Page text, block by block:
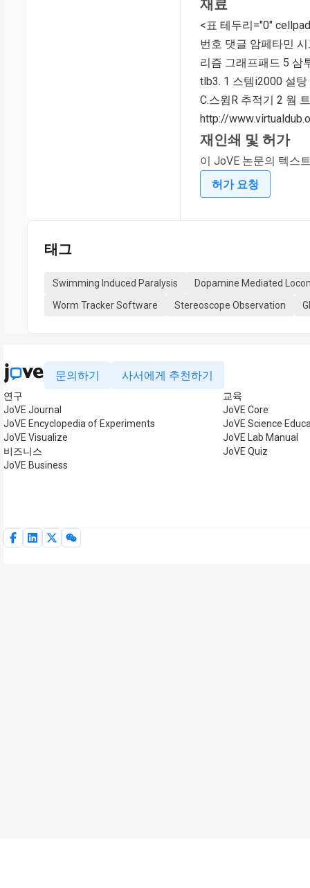
재료
<표 테두리="0"
번호 댓글 암페타민
리즘 그래프패드 5 삼
tlb3. 1 스템i2000 설
C.스윔R 추적기 2 웜
http://
재인쇄 및 허가
이 JoVE 논문의 텍스
허가 요청
태그
Swimming Induced Paralysis
Dopamine Mediated
Worm Tracker Software
Stereoscope Observation
문의하기 사서에게 추천하기
연구
JoVE Journal
JoVE Encyclopedia of Experiments
JoVE Visualize
비즈니스
JoVE Business
교육
JoVE Core
JoVE Science
JoVE Lab Manual
JoVE Quiz